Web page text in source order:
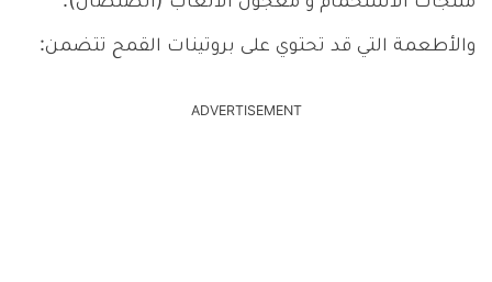
والأطعمة التي قد تحتوي على بروتينات القمح تتضمن:
ADVERTISEMENT